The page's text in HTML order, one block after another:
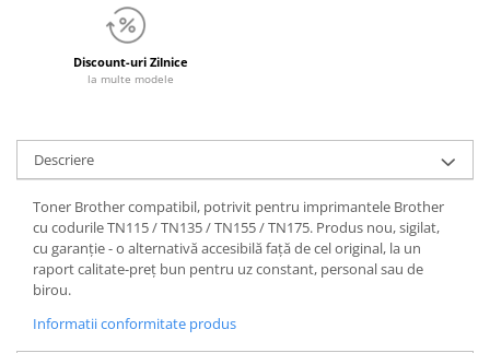
Discount-uri Zilnice
la multe modele
Descriere
Toner Brother compatibil, potrivit pentru imprimantele Brother
cu codurile TN115 / TN135 / TN155 / TN175. Produs nou, sigilat,
cu garanție - o alternativă accesibilă față de cel original, la un
raport calitate-preț bun pentru uz constant, personal sau de
birou.
Informatii conformitate produs